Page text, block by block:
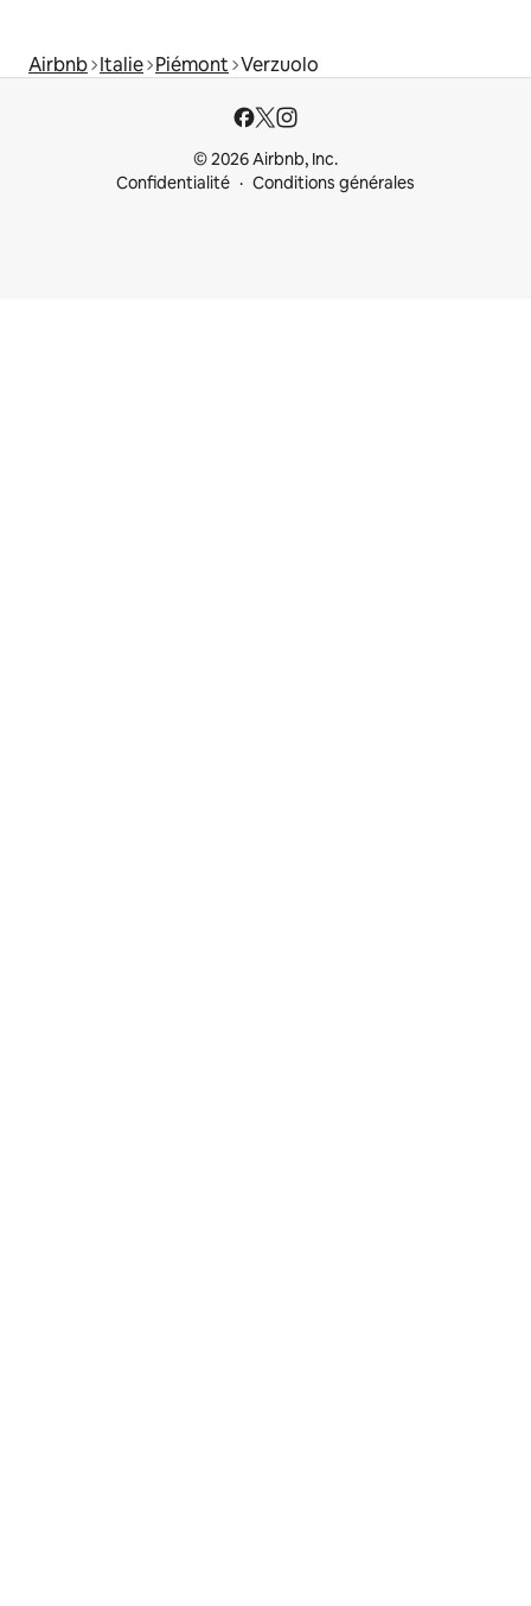
Airbnb Italie Piémont Verzuolo
© 2026 Airbnb, Inc.
Confidentialité
Conditions générales